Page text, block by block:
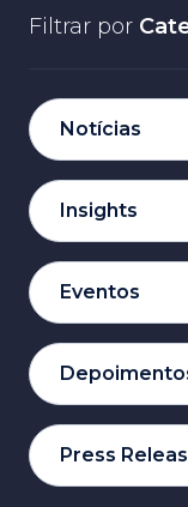
Filtrar por
Notícias
Insights
Eventos
Press